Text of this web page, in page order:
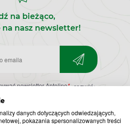
danych dotyczących odwiedzających,
pokazania spersonalizowanych treści
na bieżąco,
na nasz newsletter!
newsletter Apteline* rozwiń>